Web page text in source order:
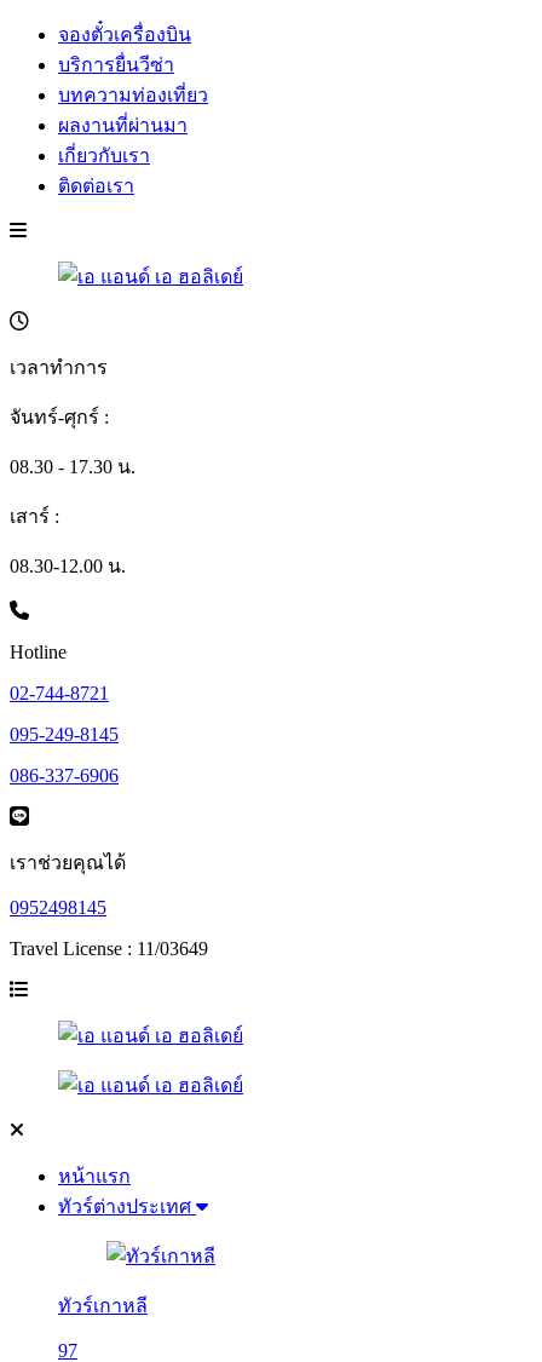
จองตั๋วเครื่องบิน
บริการยื่นวีซ่า
บทความท่องเที่ยว
ผลงานที่ผ่านมา
เกี่ยวกับเรา
ติดต่อเรา
เวลาทำการ
จันทร์-ศุกร์ :
08.30 - 17.30 น.
เสาร์ :
08.30-12.00 น.
Hotline
02-744-8721
095-249-8145
086-337-6906
เราช่วยคุณได้
0952498145
Travel License : 11/03649
หน้าแรก
ทัวร์ต่างประเทศ
ทัวร์เกาหลี
97